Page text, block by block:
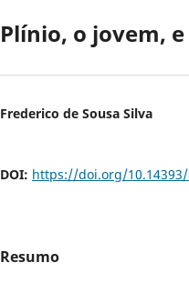
Plínio, o jovem,
Frederico de Sousa Silva
DOI: https://doi.org/10.14393/
Resumo